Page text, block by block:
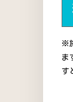
※
ま
す